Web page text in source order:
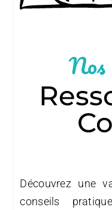
Découvrez une
conseils